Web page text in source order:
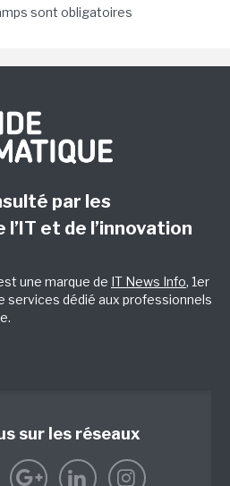
sont obligatoires
par les
et de l’innovation
une marque de IT News Info, 1er
services dédié aux professionnels
sur les réseaux